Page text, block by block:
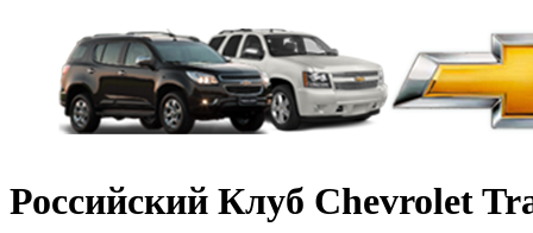
Российский Клуб Chevrolet